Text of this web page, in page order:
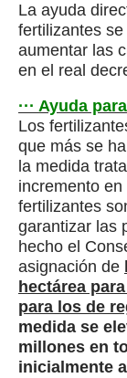
La ayuda
fertilizantes
aumentar las
en el real
··· Ayuda
Los
que más se
la medida
incremento
fertilizantes
garantizar las
hecho el
asignación de
hectárea
para los de
medida se
millones en
inicialmente